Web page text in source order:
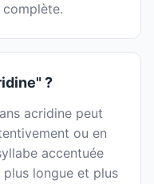
?
acridine peut
ou en
accentuée
longue et plus